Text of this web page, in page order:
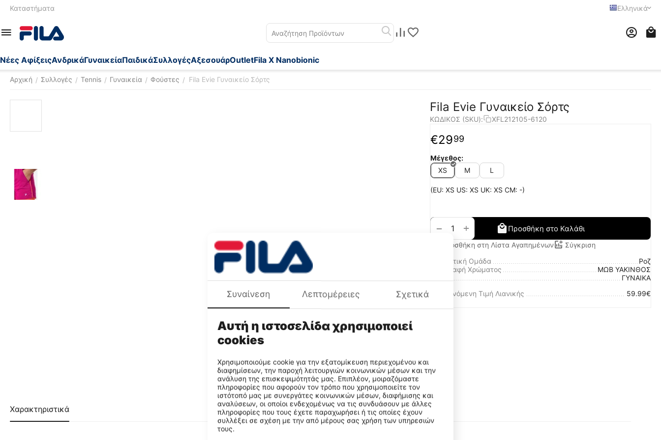
Ελληνικά
Καταστήματα
Nέες ΑφίξειςΑνδρικάΓυναικείαΠαιδικάΣυλλογέςΑξεσουάρOutletFila X Nanobionic
Αρχική / Συλλογές / Tennis / Γυναικεία / Φούστες / Fila Evie Γυναικείο Σόρτς
Fila Evie Γυναικείο Σόρτς
ΚΩΔΙΚΟΣ (SKU): XFL212105-6120
€2999
Μέγεθος:
XS
M L
(EU: XS US: XS UK: XS CM: -)
+
− Προσθήκη στο Καλάθι
Προσθήκη στη Λίστα Αγαπημένων
Σύγκριση
Χρωματική Ομάδα
Ροζ
Περιγραφή Χρώματος
ΜΩΒ ΥΑΚΙΝΘΟΣ
ΓΥΝΑΙΚΑ
Προτεινόμενη Τιμή Λιανικής
59.99€
Χαρακτηριστικά
Συναίνεση Λεπτομέρειες Σχετικά
Αυτή η ιστοσελίδα χρησιμοποιεί
cookies
Χρησιμοποιούμε cookie για την εξατομίκευση περιεχομένου και
διαφημίσεων, την παροχή λειτουργιών κοινωνικών μέσων και την
ανάλυση της επισκεψιμότητάς μας. Επιπλέον, μοιραζόμαστε
πληροφορίες που αφορούν τον τρόπο που χρησιμοποιείτε τον
ιστότοπό μας με συνεργάτες κοινωνικών μέσων, διαφήμισης και
αναλύσεων, οι οποίοι ενδεχομένως να τις συνδυάσουν με άλλες
πληροφορίες που τους έχετε παραχωρήσει ή τις οποίες έχουν
συλλέξει σε σχέση με την από μέρους σας χρήση των υπηρεσιών
τους.